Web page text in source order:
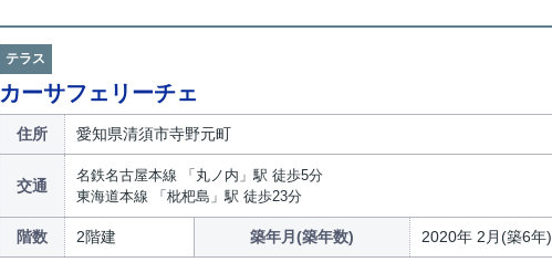
テラス
カーサフェリーチェ
住所 愛知県清須市寺野元町
交通
名鉄名古屋本線 「丸ノ内」駅 徒歩5分
東海道本線 「枇杷島」駅 徒歩23分
階数 2階建 築年月(築年数) 2020年 2月(築6年)